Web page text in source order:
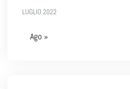
LUGLIO 2022
Ago »